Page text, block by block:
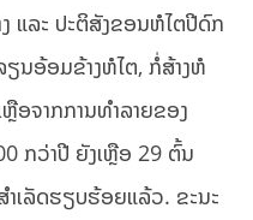
ແລະ ປະຕິສັງຂອນຫໍໄຕປີດົກ
ນອ້ອມຂ້າງຫໍໄຕ, ກໍ່ສ້າງຫໍ
ຫຼືອຈາກການທໍາລາຍຂອງ
ກວ່າປີ ຍັງເຫຼືອ 29 ຕົ້ນ
າເລັດຮຽບຮ້ອຍແລ້ວ. ຂະນະ